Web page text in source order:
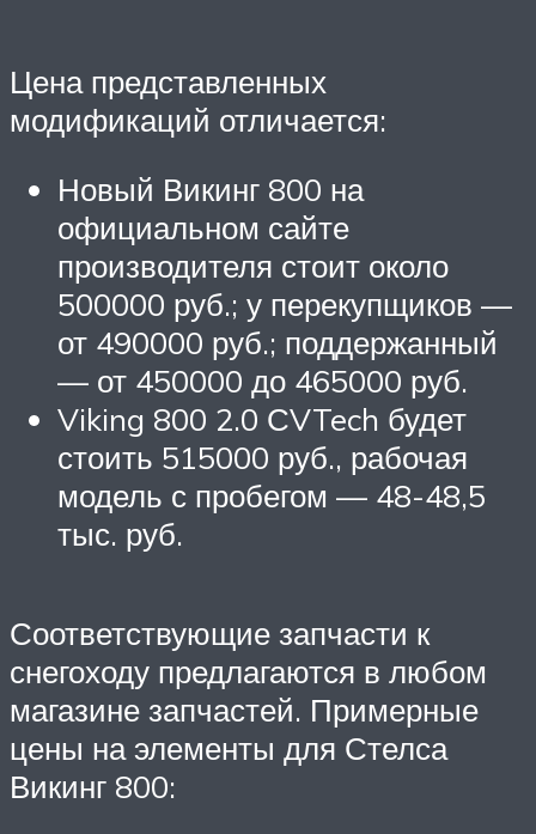
Цена представленных
модификаций отличается:
Новый Викинг 800 на
официальном сайте
производителя стоит около
500000 руб.; у перекупщиков —
от 490000 руб.; поддержанный
— от 450000 до 465000 руб.
Viking 800 2.0 СVTech будет
стоить 515000 руб., рабочая
модель с пробегом — 48-48,5
тыс. руб.
Соответствующие запчасти к
снегоходу предлагаются в любом
магазине запчастей. Примерные
цены на элементы для Стелса
Викинг 800: